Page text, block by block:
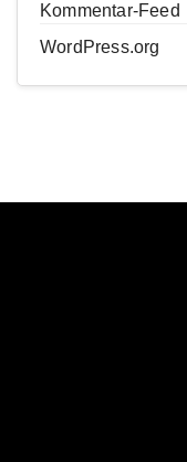
Kommentar-Feed
WordPress.org